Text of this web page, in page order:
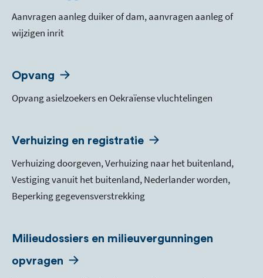
Aanvragen aanleg duiker of dam, aanvragen aanleg of
wijzigen inrit
Opvang
Opvang asielzoekers en Oekraïense vluchtelingen
Verhuizing en registratie
Verhuizing doorgeven, Verhuizing naar het buitenland,
Vestiging vanuit het buitenland, Nederlander worden,
Beperking gegevensverstrekking
Milieudossiers en milieuvergunningen
opvragen